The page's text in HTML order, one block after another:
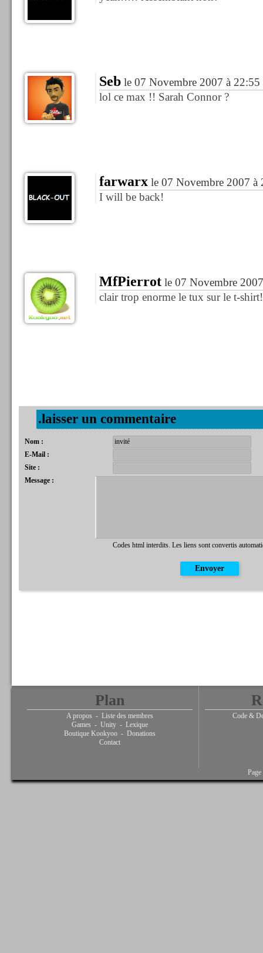
Seble 07 Novembre 2007 à 22:55
lol ce max !! Sarah Connor ?
farwarxle 07 Novembre 2007 à
I will be back!
MfPierrotle 07 Novembre
clair trop enorme le tux sur le t-
.laisser un commentaire
Nom :
E-Mail :
Site :
Message :
Codes html interdits. Les liens sont convertis
Plan
A propos - Liste des membres
Games - Unity - Lexique
Boutique Kookyoo - Donations
Contact
Code &